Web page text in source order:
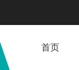
首页